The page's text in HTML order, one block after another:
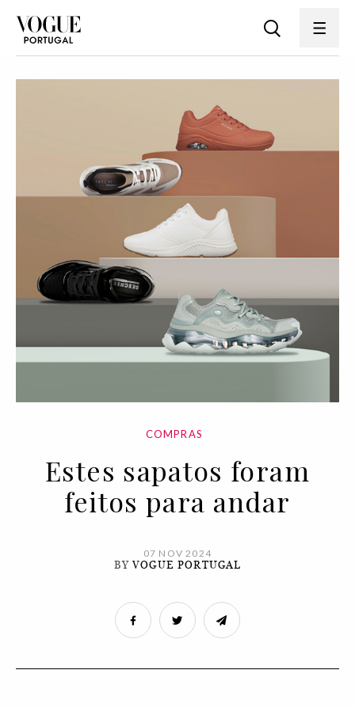
COMPRAS
Estes sapatos foram
feitos para andar
07 NOV 2024
BYVOGUE PORTUGAL